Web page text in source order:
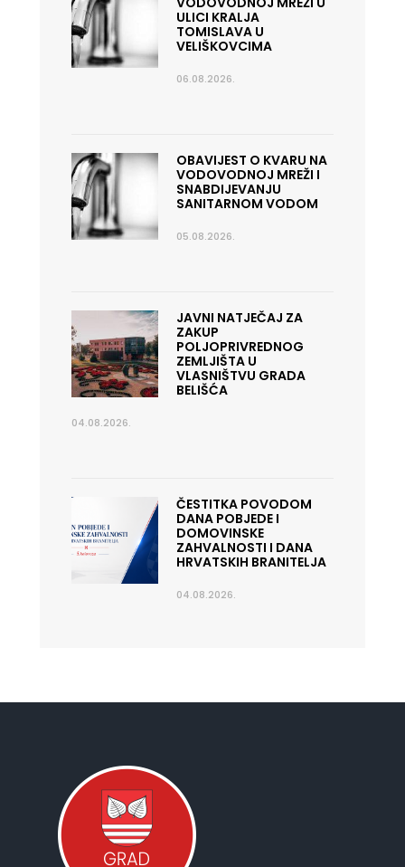
ULICI KRALJA
TOMISLAVA U
VELIŠKOVCIMA
06.08.2026.
OBAVIJEST O KVARU NA
VODOVODNOJ MREŽI I
SNABDIJEVANJU
SANITARNOM VODOM
05.08.2026.
JAVNI NATJEČAJ ZA
ZAKUP
POLJOPRIVREDNOG
ZEMLJIŠTA U
VLASNIŠTVU GRADA
BELIŠĆA
04.08.2026.
ČESTITKA POVODOM
DANA POBJEDE I
DOMOVINSKE
ZAHVALNOSTI I DANA
HRVATSKIH BRANITELJA
04.08.2026.